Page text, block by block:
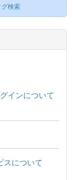
グ検索
インについて
スについて